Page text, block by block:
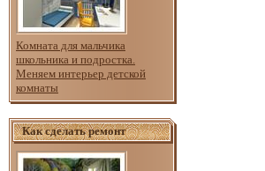
Комната для мальчика
школьника и подростка.
Меняем интерьер детской
комнаты
Как сделать ремонт